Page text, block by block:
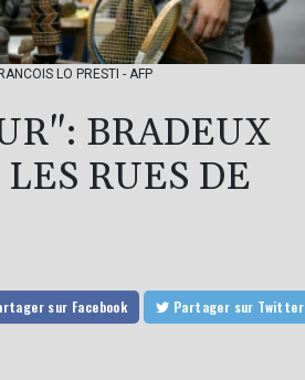
LO PRESTI - AFP
BRADEUX
RUES DE
sur Facebook Partager sur Twitter